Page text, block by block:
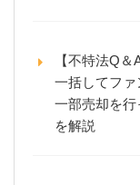
【不特法Q
一括してフ
一部売却を
を解説